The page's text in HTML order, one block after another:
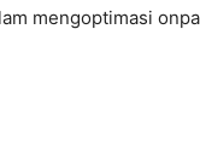
mengoptimasi